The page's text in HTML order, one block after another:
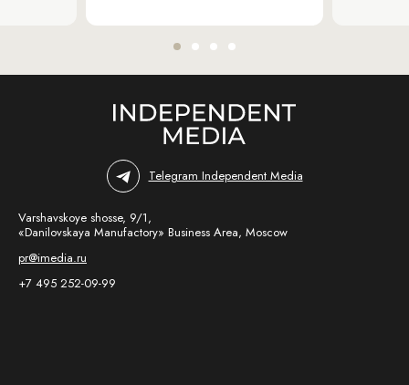
Telegram Independent Media
Varshavskoye shosse, 9/1,
«Danilovskaya Manufactory» Business Area, Moscow
pr@imedia.ru
+7 495 252-09-99